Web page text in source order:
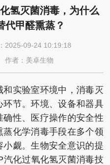
氢灭菌消毒，为什么
代甲醛熏蒸？
2025-09-24 10:19:18
作者：美卓生物
实验室环境中，消毒灭
节。环境、设备和器具
性、医疗操作的安全性
化学消毒手段在多个领
觑。生物安全意识的提
化过氧化氢灭菌消毒技